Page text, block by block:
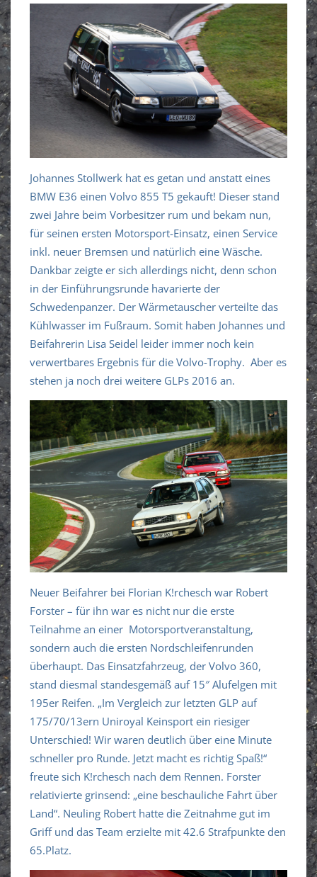
Johannes Stollwerk hat es getan und anstatt eines
BMW E36 einen Volvo 855 T5 gekauft! Dieser stand
zwei Jahre beim Vorbesitzer rum und bekam nun,
für seinen ersten Motorsport-Einsatz, einen Service
inkl. neuer Bremsen und natürlich eine Wäsche.
Dankbar zeigte er sich allerdings nicht, denn schon
in der Einführungsrunde havarierte der
Schwedenpanzer. Der Wärmetauscher verteilte das
Kühlwasser im Fußraum. Somit haben Johannes und
Beifahrerin Lisa Seidel leider immer noch kein
verwertbares Ergebnis für die Volvo-Trophy. Aber es
stehen ja noch drei weitere GLPs 2016 an.
Neuer Beifahrer bei Florian K!rchesch war Robert
Forster – für ihn war es nicht nur die erste
Teilnahme an einer Motorsportveranstaltung,
sondern auch die ersten Nordschleifenrunden
überhaupt. Das Einsatzfahrzeug, der Volvo 360,
stand diesmal standesgemäß auf 15″ Alufelgen mit
195er Reifen. „Im Vergleich zur letzten GLP auf
175/70/13ern Uniroyal Keinsport ein riesiger
Unterschied! Wir waren deutlich über eine Minute
schneller pro Runde. Jetzt macht es richtig Spaß!“
freute sich K!rchesch nach dem Rennen. Forster
relativierte grinsend: „eine beschauliche Fahrt über
Land“. Neuling Robert hatte die Zeitnahme gut im
Griff und das Team erzielte mit 42.6 Strafpunkte den
65.Platz.